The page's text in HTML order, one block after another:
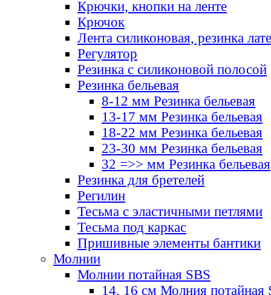
Крючки, кнопки на ленте
Крючок
Лента силиконовая, резинка
Регулятор
Резинка с силиконовой полосой
Резинка бельевая
8-12 мм Резинка бельевая
13-17 мм Резинка бельевая
18-22 мм Резинка бельевая
23-30 мм Резинка бельевая
32 =>> мм Резинка бельевая
Резинка для бретелей
Регилин
Тесьма с эластичными петлями
Тесьма под каркас
Пришивные элементы бантики
Молнии
Молнии потайная SBS
14, 16 см Молния потайная